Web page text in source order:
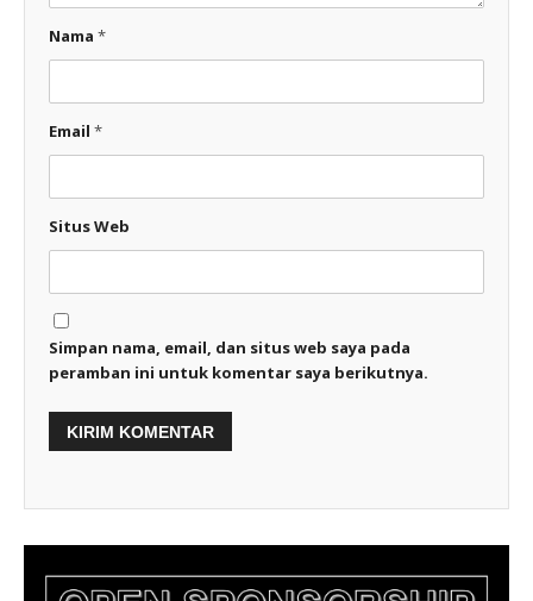
Nama *
Email *
Situs Web
Simpan nama, email, dan situs web saya pada
peramban ini untuk komentar saya berikutnya.